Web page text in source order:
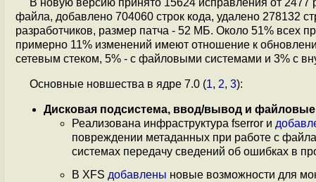
В новую версию принято 15624 исправления от 2477
файла, добавлено 704060 строк кода, удалено 278132
разработчиков, размер патча - 52 МБ. Около 51% всех
примерно 11% изменений имеют отношение к
сетевым стеком, 5% - с файловыми системами и 3% c
Основные новшества в ядре 7.0 (1, 2, 3):
Дисковая подсистема, ввод/вывод и
Реализована инфраструктура fserror и
повреждении метаданных при работе с
системах передачу сведений об ошибках в
В XFS добавлены новые возможности для